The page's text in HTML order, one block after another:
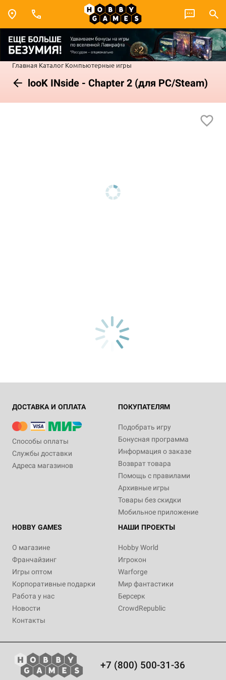
Главная Каталог Компьютерные игры
looK INside - Chapter 2 (для PC/Steam)
ДОСТАВКА И ОПЛАТА
Способы оплаты
Службы доставки
Адреса магазинов
ПОКУПАТЕЛЯМ
Подобрать игру
Бонусная программа
Информация о заказе
Возврат товара
Помощь с правилами
Архивные игры
Товары без скидки
Мобильное приложение
HOBBY GAMES
О магазине
Франчайзинг
Игры оптом
Корпоративные подарки
Работа у нас
Новости
Контакты
НАШИ ПРОЕКТЫ
Hobby World
Игрокон
Warforge
Мир фантастики
Берсерк
CrowdRepublic
+7 (800) 500-31-36